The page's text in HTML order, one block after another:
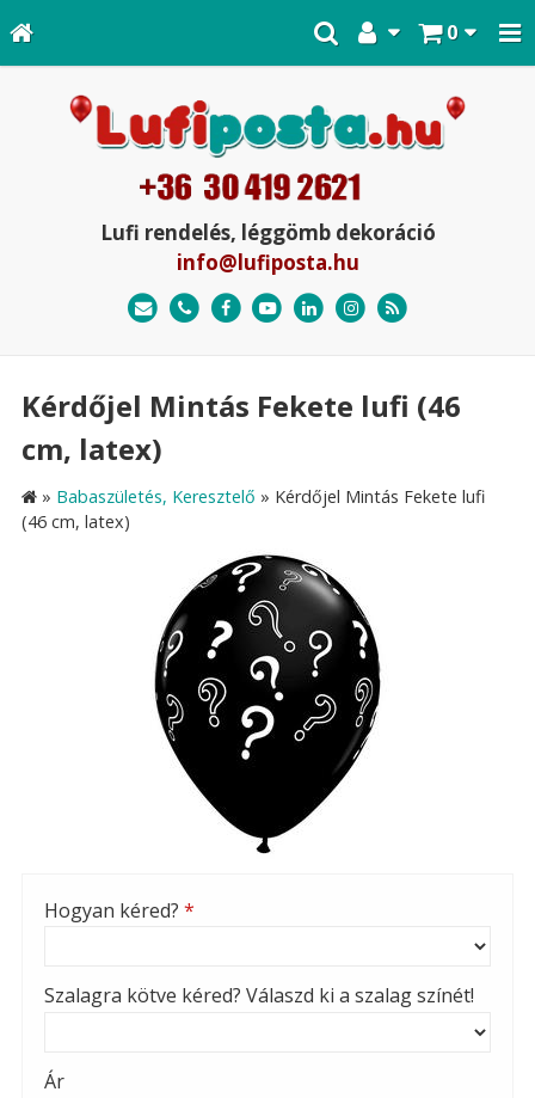
0
Lufi rendelés, léggömb dekoráció
info@lufiposta.hu
Kérdőjel Mintás Fekete lufi (46
cm, latex)
» Babaszületés, Keresztelő » Kérdőjel Mintás Fekete lufi
(46 cm, latex)
Hogyan kéred? *
Szalagra kötve kéred? Válaszd ki a szalag színét!
Ár